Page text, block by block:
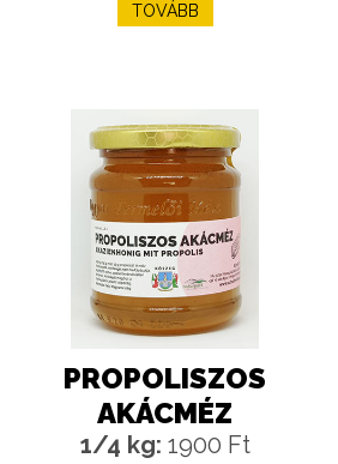
TOVÁBB
PROPOLISZOS
AKÁCMÉZ
1/4 kg: 1900 Ft